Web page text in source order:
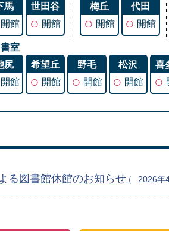
馬
開館
世田谷
○ 開館
梅丘
○ 開館
代田
○ 開館
室
尻
開館
希望丘
○ 開館
野毛
○ 開館
松沢
○ 開館
喜
○
る図書館休館のお知らせ 2026年